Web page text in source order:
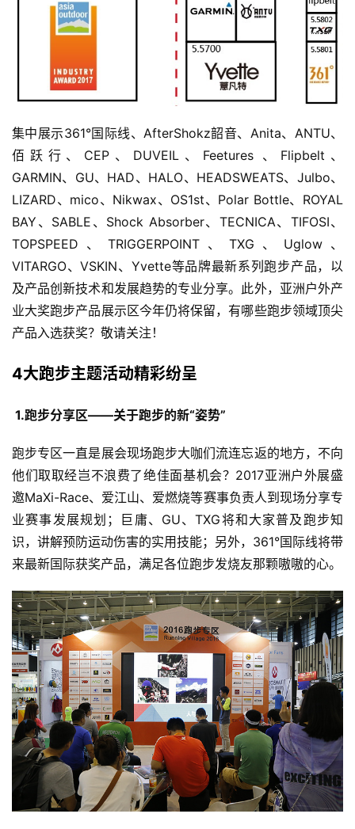
集中展示361°国际线、AfterShokz韶音、Anita、ANTU、
佰跃行、CEP、DUVEIL、Feetures 、Flipbelt、
GARMIN、GU、HAD、HALO、HEADSWEATS、Julbo、
LIZARD、mico、Nikwax、OS1st、Polar Bottle、ROYAL
BAY、SABLE、Shock Absorber、TECNICA、TIFOSI、
TOPSPEED、TRIGGERPOINT、TXG、Uglow、
VITARGO、VSKIN、Yvette等品牌最新系列跑步产品，以
及产品创新技术和发展趋势的专业分享。此外，亚洲户外产
业大奖跑步产品展示区今年仍将保留，有哪些跑步领域顶尖
产品入选获奖？敬请关注！
4大跑步主题活动精彩纷呈
1.跑步分享区——关于跑步的新“姿势”
跑步专区一直是展会现场跑步大咖们流连忘返的地方，不向
他们取取经岂不浪费了绝佳面基机会？2017亚洲户外展盛
邀MaXi-Race、爱江山、爱燃烧等赛事负责人到现场分享专
业赛事发展规划；巨庸、GU、TXG将和大家普及跑步知
识，讲解预防运动伤害的实用技能；另外，361°国际线将带
来最新国际获奖产品，满足各位跑步发烧友那颗嗷嗷的心。